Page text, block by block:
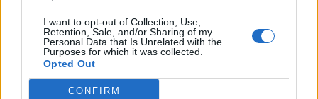
I want to opt-out of Collection, Use,
Retention, Sale, and/or Sharing of my
Personal Data that Is Unrelated with the
Purposes for which it was collected.
Opted Out
CONFIRM
Satser på Sting, øker
salget